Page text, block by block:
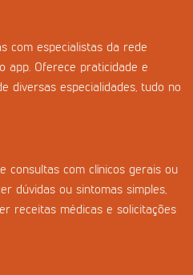
com especialistas da rede
app. Oferece praticidade e
diversas especialidades, tudo no
consultas com clínicos gerais ou
dúvidas ou sintomas simples,
receitas médicas e solicitações